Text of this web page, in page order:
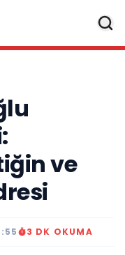
ve
3 DK OKUMA